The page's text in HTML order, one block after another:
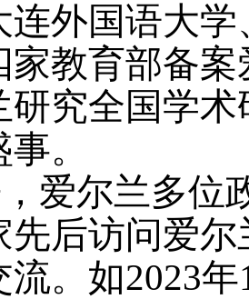
连外国语大
家教育部备
研究全国学
。
爱尔兰多位
先后访问爱
流。如2023